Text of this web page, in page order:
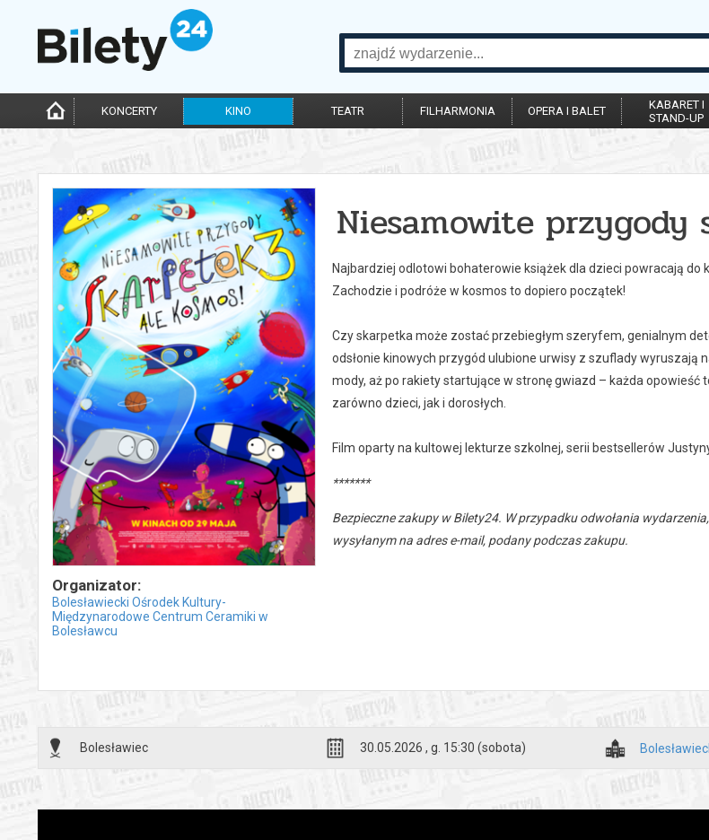
KONCERTY KINO TEATR FILHARMONIA OPERA I BALET
KABARET I
STAND-UP
Organizator:
Bolesławiecki Ośrodek Kultury-
Międzynarodowe Centrum Ceramiki w
Bolesławcu
Niesamowite przygody
Najbardziej odlotowi bohaterowie książek dla dzieci powracają
Zachodzie i podróże w kosmos to dopiero początek!
Czy skarpetka może zostać przebiegłym szeryfem, genialnym
odsłonie kinowych przygód ulubione urwisy z szuflady wyruszają
mody, aż po rakiety startujące w stronę gwiazd – każda
zarówno dzieci, jak i dorosłych.
Film oparty na kultowej lekturze szkolnej, serii bestsellerów
*******
Bezpieczne zakupy w Bilety24. W przypadku odwołania
wysyłanym na adres e-mail, podany podczas zakupu.
Bolesławiec 30.05.2026 , g. 15:30 (sobota)